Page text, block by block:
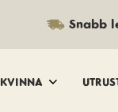
Snabb
KVINNA